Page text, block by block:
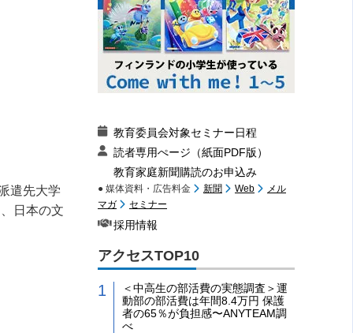
遣先大学
日本の文
教育委員会対象セミナー日程
読者専用ぺージ（紙面PDF版）
教育家庭新聞購読のお申込み
● 媒体資料・広告料金 新聞 Web
メル
マガ
セミナー
採用情報
アクセスTOP10
＜中高生の部活費の実態調査＞運
動部の部活費は年間8.4万円 保護
者の65％が負担感〜ANYTEAM調
べ